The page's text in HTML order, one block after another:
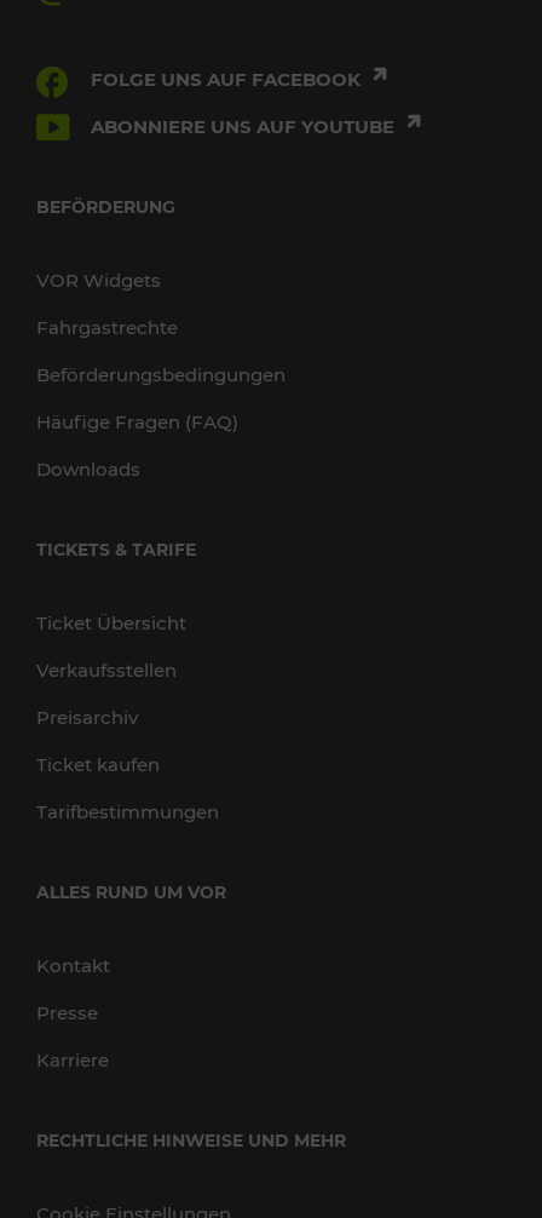
FOLGE UNS AUF FACEBOOK
ABONNIERE UNS AUF YOUTUBE
BEFÖRDERUNG
VOR Widgets
Fahrgastrechte
Beförderungsbedingungen
Häufige Fragen (FAQ)
Downloads
TICKETS & TARIFE
Ticket Übersicht
Verkaufsstellen
Preisarchiv
Ticket kaufen
Tarifbestimmungen
ALLES RUND UM VOR
Kontakt
Presse
Karriere
RECHTLICHE HINWEISE UND MEHR